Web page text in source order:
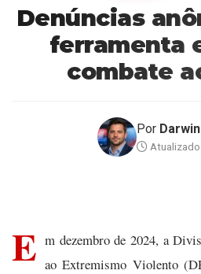
Denúncias
ferramenta
combate
Por
E m dezembro de 2024, a
ao Extremismo Violento